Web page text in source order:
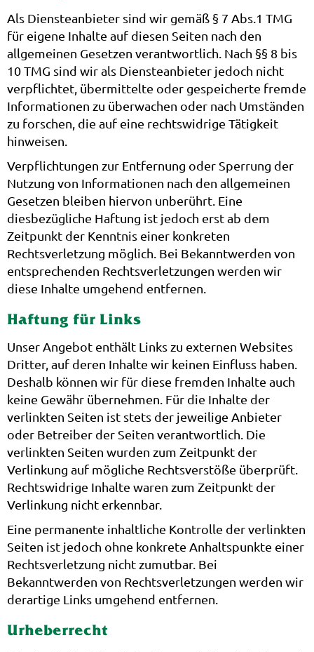
Als Diensteanbieter sind wir gemäß § 7 Abs.1 TMG
für eigene Inhalte auf diesen Seiten nach den
allgemeinen Gesetzen verantwortlich. Nach §§ 8 bis
10 TMG sind wir als Diensteanbieter jedoch nicht
verpflichtet, übermittelte oder gespeicherte fremde
Informationen zu überwachen oder nach Umständen
zu forschen, die auf eine rechtswidrige Tätigkeit
hinweisen.
Verpflichtungen zur Entfernung oder Sperrung der
Nutzung von Informationen nach den allgemeinen
Gesetzen bleiben hiervon unberührt. Eine
diesbezügliche Haftung ist jedoch erst ab dem
Zeitpunkt der Kenntnis einer konkreten
Rechtsverletzung möglich. Bei Bekanntwerden von
entsprechenden Rechtsverletzungen werden wir
diese Inhalte umgehend entfernen.
Haftung für Links
Unser Angebot enthält Links zu externen Websites
Dritter, auf deren Inhalte wir keinen Einfluss haben.
Deshalb können wir für diese fremden Inhalte auch
keine Gewähr übernehmen. Für die Inhalte der
verlinkten Seiten ist stets der jeweilige Anbieter
oder Betreiber der Seiten verantwortlich. Die
verlinkten Seiten wurden zum Zeitpunkt der
Verlinkung auf mögliche Rechtsverstöße überprüft.
Rechtswidrige Inhalte waren zum Zeitpunkt der
Verlinkung nicht erkennbar.
Eine permanente inhaltliche Kontrolle der verlinkten
Seiten ist jedoch ohne konkrete Anhaltspunkte einer
Rechtsverletzung nicht zumutbar. Bei
Bekanntwerden von Rechtsverletzungen werden wir
derartige Links umgehend entfernen.
Urheberrecht